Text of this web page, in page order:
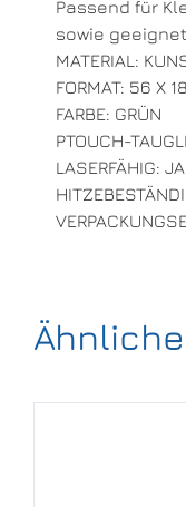
Passend für
sowie
MATERIAL:
FORMAT: 56 X
FARBE: GRÜN
PTOUCH-
LASERFÄHIG: JA